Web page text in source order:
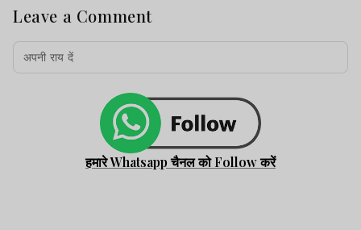
Leave a Comment
हमारे Whatsapp चैनल को Follow करें